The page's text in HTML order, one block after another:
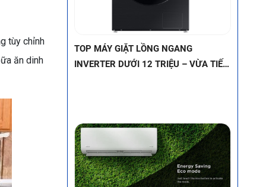
tùy chỉnh
ăn dinh
CHẾ ĐỘ ECONO TRÊN MÁY LẠNH LÀ
GÌ? LỢI ÍCH CỦA TÍNH NĂNG NÀY
trong những tính năng nổi bật giúp đạt
được điều đó chính là chế độ Econo.